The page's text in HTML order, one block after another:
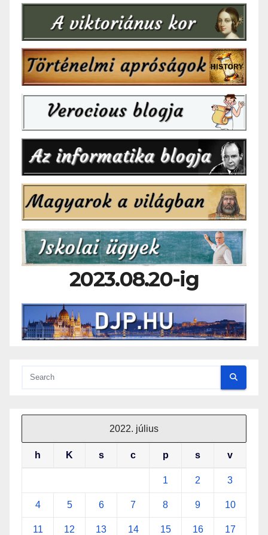
2023.08.20-ig
2022. július
h K s c p s v
1 2 3
4 5 6 7 8 9 10
11 12 13 14 15 16 17